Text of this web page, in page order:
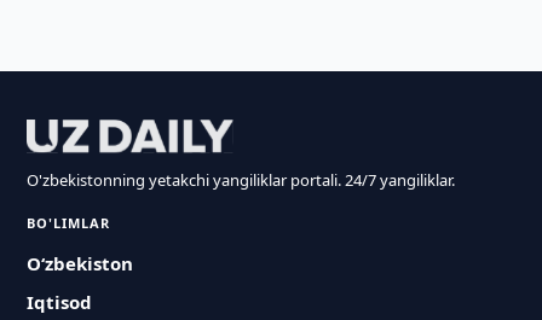
O'zbekistonning yetakchi yangiliklar portali. 24/7 yangiliklar.
BO'LIMLAR
O‘zbekiston
Iqtisod